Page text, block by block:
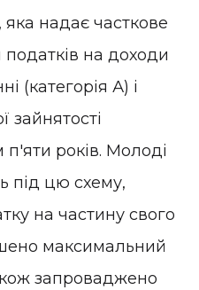
надає часткове
податків на доходи
(категорія А) і
зайнятості
п'яти років. Молоді
під цю схему,
на частину свого
максимальний
запроваджено